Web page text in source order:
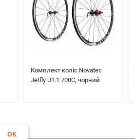
Комплект коліс Novatec
Jetfly U1.1 700C, чорний
OK